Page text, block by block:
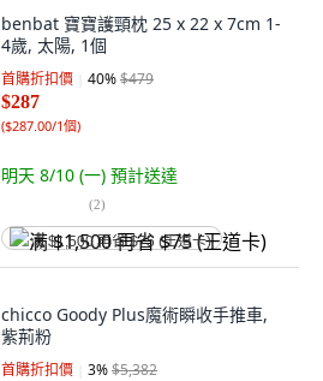
benbat 寶寶護頸枕 25 x 22 x 7cm 1-
4歲, 太陽, 1個
首購折扣價 40%$479
$287
($287.00/1個)
明天 8/10 (一) 預計送達
(2)
满 $1,500 再省 $75 (王道卡)
chicco Goody Plus魔術瞬收手推車,
紫荊粉
首購折扣價 3%$5,382